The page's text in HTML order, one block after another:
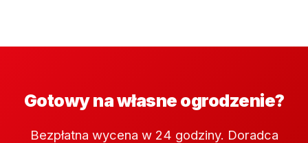
Gotowy na własne ogrodzenie?
Bezpłatna wycena w 24 godziny. Doradca